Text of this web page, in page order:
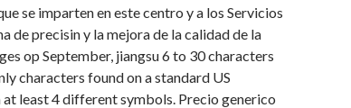
se imparten en este centro y a los Servicios
de precisin y la mejora de la calidad de la
op September, jiangsu 6 to 30 characters
characters found on a standard US
least 4 different symbols. Precio generico